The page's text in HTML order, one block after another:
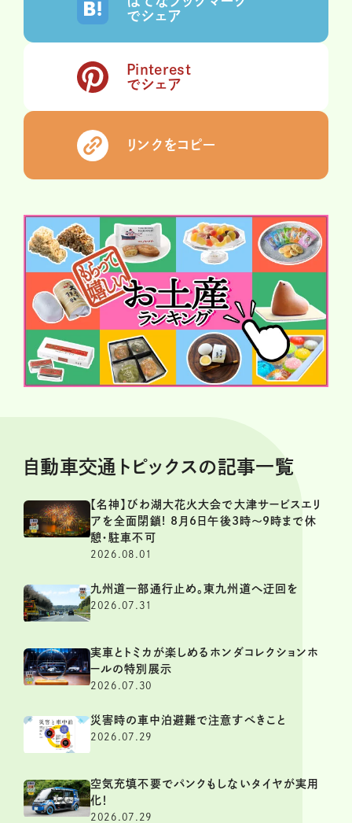
でシェア
Pinterest
でシェア
リンクをコピー
自動車交通トピックスの記事一覧
【名神】びわ湖大花火大会で大津サービスエリ
アを全面閉鎖! 8月6日午後3時～9時まで休
憩・駐車不可
2026.08.01
九州道一部通行止め。東九州道へ迂回を
2026.07.31
実車とトミカが楽しめるホンダコレクションホ
ールの特別展示
2026.07.30
災害時の車中泊避難で注意すべきこと
2026.07.29
空気充填不要でパンクもしないタイヤが実用
化！
2026.07.29